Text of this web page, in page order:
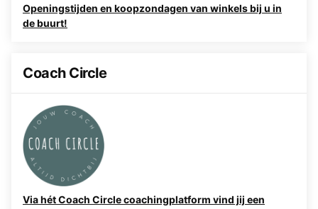
Openingstijden en koopzondagen van winkels bij u in
de buurt!
Coach Circle
Via hét Coach Circle coachingplatform vind jij een